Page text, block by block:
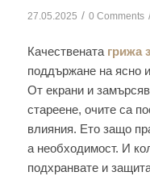
27.05.2025 / 0 Comments
Качествената грижа
поддържане на ясно
От екрани и
стареене, очите са
влияния. Ето защо
а необходимост. И
подхранвате и